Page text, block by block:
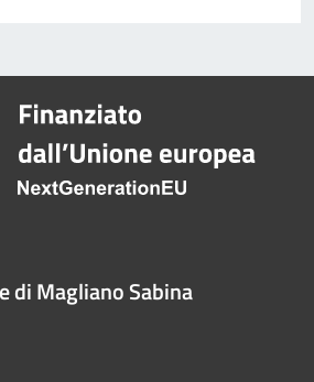
di Magliano Sabina